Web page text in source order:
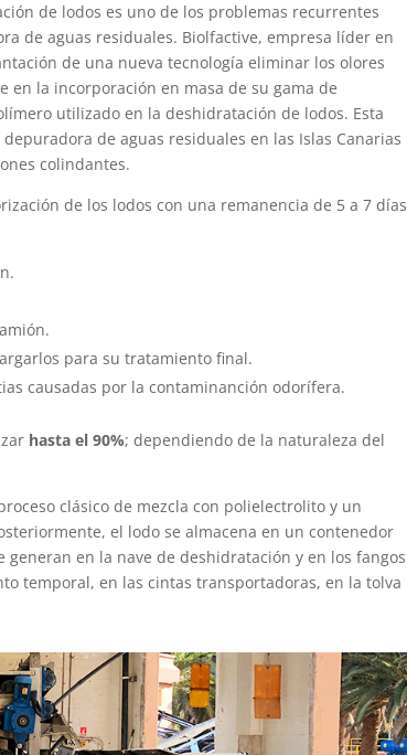
de lodos es uno de los problemas recurrentes
de aguas residuales. Biolfactive, empresa líder en
de una nueva tecnología eliminar los olores
en la incorporación en masa de su gama de
utilizado en la deshidratación de lodos. Esta
de aguas residuales en las Islas Canarias
colindantes.
de los lodos con una remanencia de 5 a 7 días
para su tratamiento final.
causadas por la contaminanción odorífera.
hasta el 90%; dependiendo de la naturaleza del
clásico de mezcla con polielectrolito y un
el lodo se almacena en un contenedor
en la nave de deshidratación y en los fangos
temporal, en las cintas transportadoras, en la tolva